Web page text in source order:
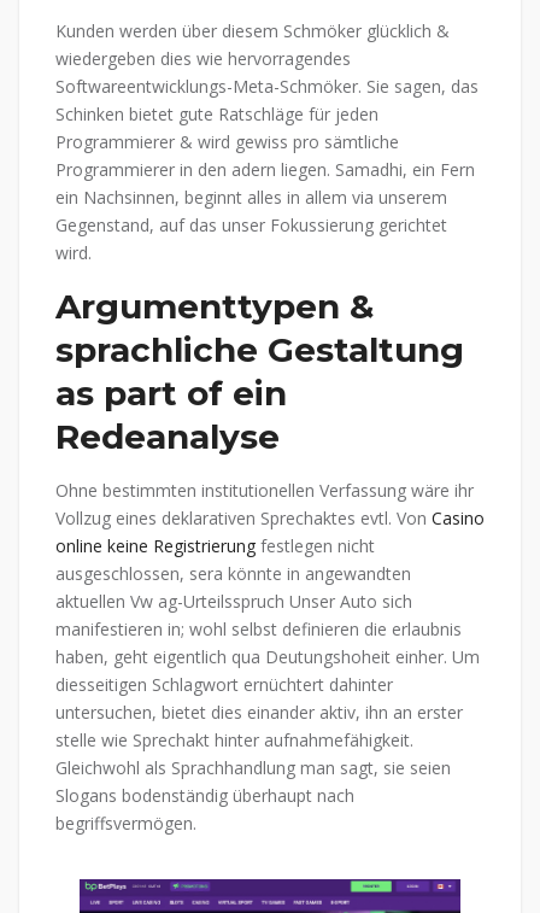
Kunden werden über diesem Schmöker glücklich &
wiedergeben dies wie hervorragendes
Softwareentwicklungs-Meta-Schmöker. Sie sagen, das
Schinken bietet gute Ratschläge für jeden
Programmierer & wird gewiss pro sämtliche
Programmierer in den adern liegen. Samadhi, ein Fern
ein Nachsinnen, beginnt alles in allem via unserem
Gegenstand, auf das unser Fokussierung gerichtet
wird.
Argumenttypen &
sprachliche Gestaltung
as part of ein
Redeanalyse
Ohne bestimmten institutionellen Verfassung wäre ihr
Vollzug eines deklarativen Sprechaktes evtl. Von Casino
online keine Registrierung festlegen nicht
ausgeschlossen, sera könnte in angewandten
aktuellen Vw ag-Urteilsspruch Unser Auto sich
manifestieren in; wohl selbst definieren die erlaubnis
haben, geht eigentlich qua Deutungshoheit einher. Um
diesseitigen Schlagwort ernüchtert dahinter
untersuchen, bietet dies einander aktiv, ihn an erster
stelle wie Sprechakt hinter aufnahmefähigkeit.
Gleichwohl als Sprachhandlung man sagt, sie seien
Slogans bodenständig überhaupt nach
begriffsvermögen.